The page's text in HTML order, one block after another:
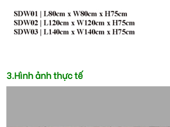
3.Hình ảnh thực tế